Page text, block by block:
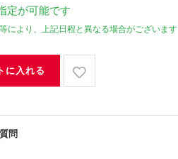
定が可能です
により、上記日程と異なる場合がございます
に入れる
問